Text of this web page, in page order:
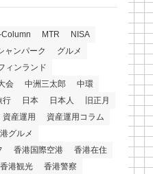
MTR
NISA
ャンパーク
グルメ
ィンランド
会 中洲三太郎
中環
行 日本 日本人
旧正月
資産運用
資産運用コラム
グルメ
香港国際空港
香港在住
香港観光
香港警察